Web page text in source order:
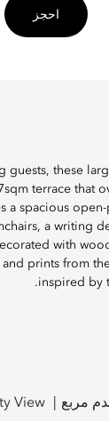
احجز
guests, these
terrace that
a spacious
a writing
with
prints from
inspired by
مربع View